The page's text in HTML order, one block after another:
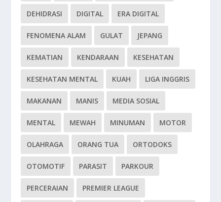
DEHIDRASI DIGITAL ERA DIGITAL
FENOMENA ALAM GULAT JEPANG
KEMATIAN KENDARAAN KESEHATAN
KESEHATAN MENTAL KUAH LIGA INGGRIS
MAKANAN MANIS MEDIA SOSIAL
MENTAL MEWAH MINUMAN MOTOR
OLAHRAGA ORANG TUA ORTODOKS
OTOMOTIF PARASIT PARKOUR
PERCERAIAN PREMIER LEAGUE